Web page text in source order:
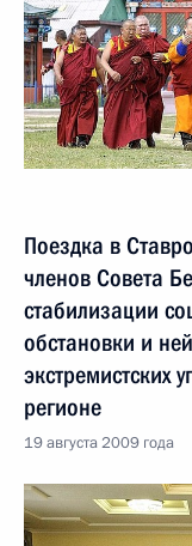
Поездка в
членов Совета
стабилизации
обстановки и
экстремистских
регионе
19 августа 2009 года